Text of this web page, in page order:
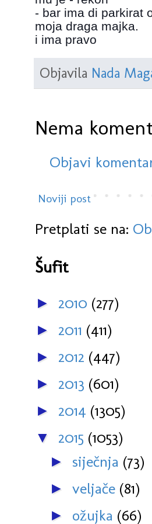
- bar ima di parkirat
moja draga majka.
i ima pravo
Objavila Nada
Nema
Objavi
Noviji post
Pretplati se na:
Šufit
► 2010 (277)
► 2011 (411)
► 2012 (447)
► 2013 (601)
► 2014 (1305)
▼ 2015 (1053)
► siječnja (73)
► veljače (81)
► ožujka (66)